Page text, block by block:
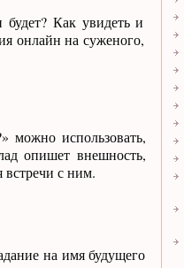
Как увидеть и
онлайн на суженого,
можно использовать,
опишет внешность,
встречи с ним.
на имя будущего